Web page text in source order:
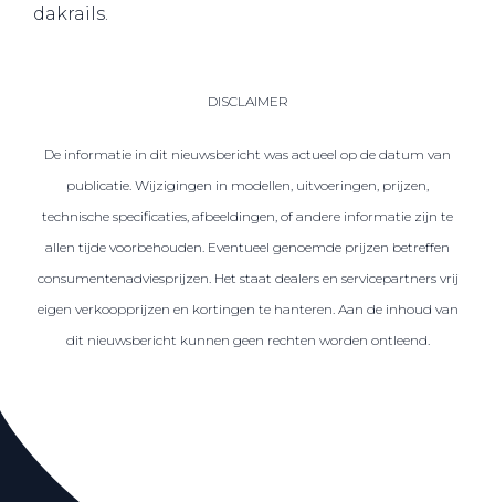
dakrails.
DISCLAIMER
De informatie in dit nieuwsbericht was actueel op de datum van
publicatie. Wijzigingen in modellen, uitvoeringen, prijzen,
technische specificaties, afbeeldingen, of andere informatie zijn te
allen tijde voorbehouden. Eventueel genoemde prijzen betreffen
consumentenadviesprijzen. Het staat dealers en servicepartners vrij
eigen verkoopprijzen en kortingen te hanteren. Aan de inhoud van
dit nieuwsbericht kunnen geen rechten worden ontleend.